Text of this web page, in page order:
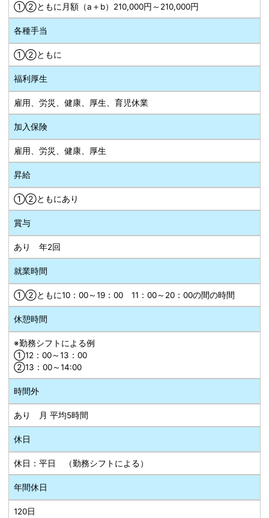
①②ともに月額（a＋b）210,000円～210,000円
各種手当
①②ともに
福利厚生
雇用、労災、健康、厚生、育児休業
加入保険
雇用、労災、健康、厚生
昇給
①②ともにあり
賞与
あり 年2回
就業時間
①②ともに10：00～19：00 11：00～20：00の間の時間
休憩時間
※勤務シフトによる例
①12：00～13：00
②13：00～14:00
時間外
あり 月 平均5時間
休日
休日：平日 （勤務シフトによる）
年間休日
120日